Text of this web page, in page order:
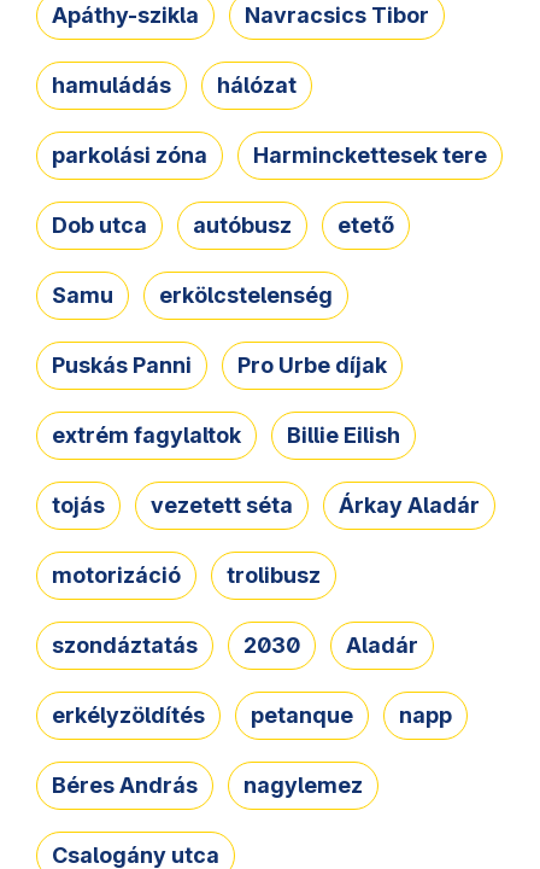
Apáthy-szikla Navracsics Tibor
hamuládás hálózat
parkolási zóna Harminckettesek tere
Dob utca autóbusz etető
Samu erkölcstelenség
Puskás Panni Pro Urbe díjak
extrém fagylaltok Billie Eilish
tojás vezetett séta Árkay Aladár
motorizáció trolibusz
szondáztatás 2030 Aladár
erkélyzöldítés petanque napp
Béres András nagylemez
Csalogány utca